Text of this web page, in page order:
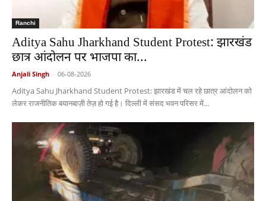
Ranchi
Aditya Sahu Jharkhand Student Protest: झारखंड
छात्र आंदोलन पर भाजपा का...
Anjali Singh - 06-08-2026
Aditya Sahu Jharkhand Student Protest: झारखंड में चल रहे छात्र आंदोलन को
लेकर राजनीतिक बयानबाज़ी तेज़ हो गई है। दिल्ली में संसद भवन परिसर में...